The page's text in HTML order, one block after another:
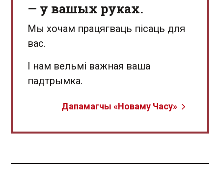
— у вашых руках.
Мы хочам працягваць пісаць для
вас.
І нам вельмі важная ваша
падтрымка.
Дапамагчы «Новаму Часу»